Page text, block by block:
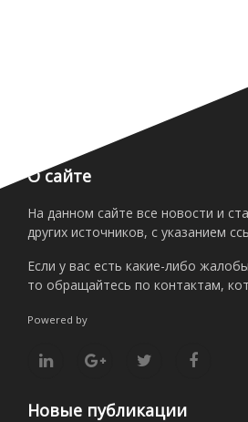
О сайте
На данном сайте все новости и
других источников, с указанием
Если у вас есть какие-либо
то обращайтесь по контактам,
Powered by
Новые публикации